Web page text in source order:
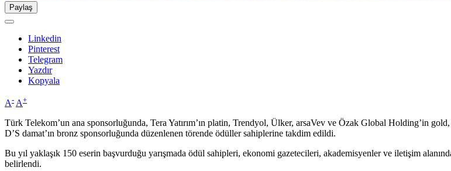
Paylaş
Linkedin
Pinterest
Telegram
Yazdır
Kopyala
A- A+
Türk Telekom’un ana sponsorluğunda, Tera Yatırım’ın platin, Trendyol, Ülker, arsaVev ve Özak Global Holding’in
D’S damat’ın bronz sponsorluğunda düzenlenen törende ödüller sahiplerine takdim edildi.
Bu yıl yaklaşık 150 eserin başvurduğu yarışmada ödül sahipleri, ekonomi gazetecileri, akademisyenler ve iletişim
belirlendi.